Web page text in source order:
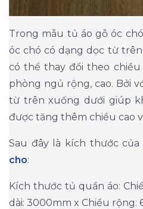
Trong mẫu tủ áo gỗ óc
óc chó có dạng dọc từ
có thể thay đổi theo
phòng ngủ rộng, cao. Bởi
từ trên xuống dưới giúp
được tăng thêm chiều cao
Sau đây là kích thước
cho:
Kích thước tủ quần áo:
dài: 3000mm x Chiều rộng: